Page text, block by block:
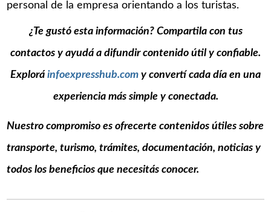
personal de la empresa orientando a los turistas.
¿Te gustó esta información? Compartila con tus
contactos y ayudá a difundir contenido útil y confiable.
Explorá infoexpresshub.com y convertí cada día en una
experiencia más simple y conectada.
Nuestro compromiso es ofrecerte contenidos útiles sobre
transporte, turismo, trámites, documentación, noticias y
todos los beneficios que necesitás conocer.